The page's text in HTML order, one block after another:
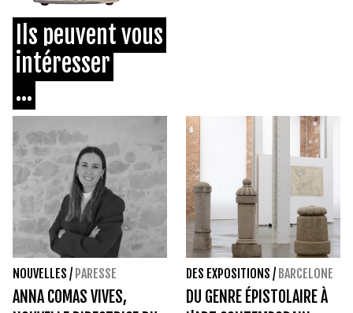
Ils peuvent vous
intéresser
...
NOUVELLES / PARESSE
ANNA COMAS VIVES,
DES EXPOSITIONS / BARCELONE
DU GENRE ÉPISTOLAIRE À